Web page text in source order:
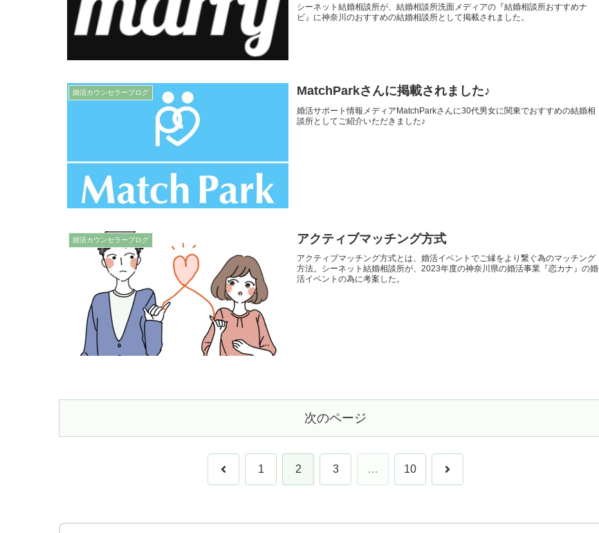
シーネット結婚相談所が、結婚相談所洗面メディアの『結婚相談所おすすめナ
ビ』に神奈川のおすすめの結婚相談所として掲載されました。
婚活カウンセラーブログ MatchParkさんに掲載されました♪
婚活サポート情報メディアMatchParkさんに30代男女に関東でおすすめの結婚相
談所としてご紹介いただきました♪
婚活カウンセラーブログ アクティブマッチング方式
アクティブマッチング方式とは、婚活イベントでご縁をより繋ぐ為のマッチング
方法。シーネット結婚相談所が、2023年度の神奈川県の婚活事業『恋カナ』の婚
活イベントの為に考案した。
次のページ
前 1 2 3 … 10 次